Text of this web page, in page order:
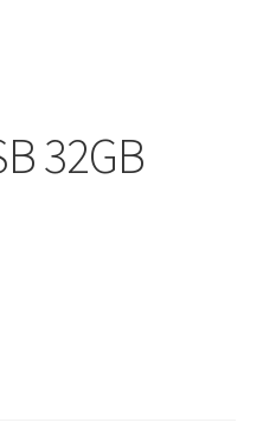
32GB